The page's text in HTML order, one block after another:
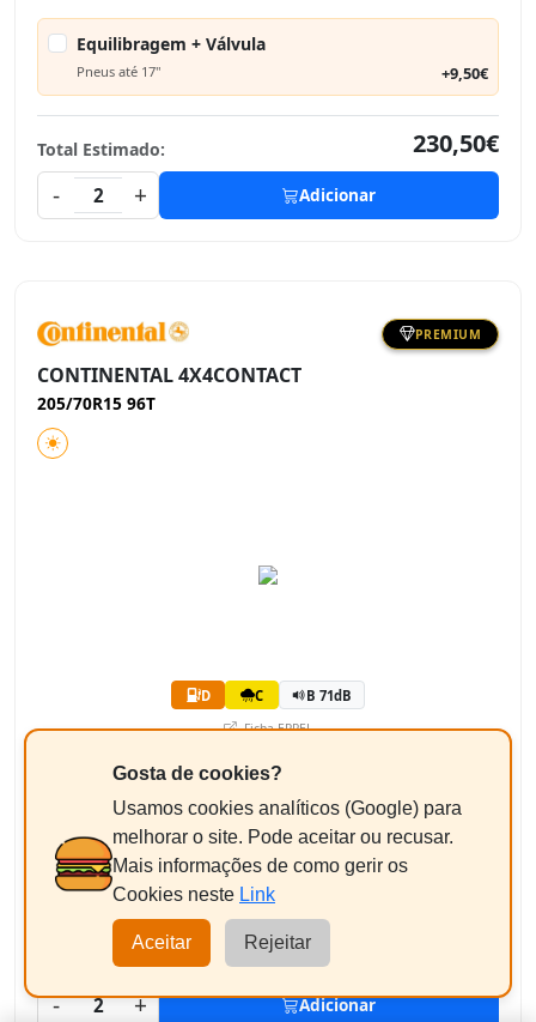
Equilibragem + Válvula
Pneus até 17" +9,50€
Total Estimado:
230,50€
-
2 + Adicionar
PREMIUM
CONTINENTAL 4X4CONTACT
205/70R15 96T
D C B 71dB
Ficha EPREL
142,87€/un
+ Imposto ambiental 2,37 € = 145,24€
Equilibragem + Válvula
Pneus até 17"
Total Estimado:
-
2 + Adicionar
Gosta de cookies?
Usamos cookies analíticos (Google) para
melhorar o site. Pode aceitar ou recusar.
Mais informações de como gerir os
Cookies neste Link
Aceitar Rejeitar